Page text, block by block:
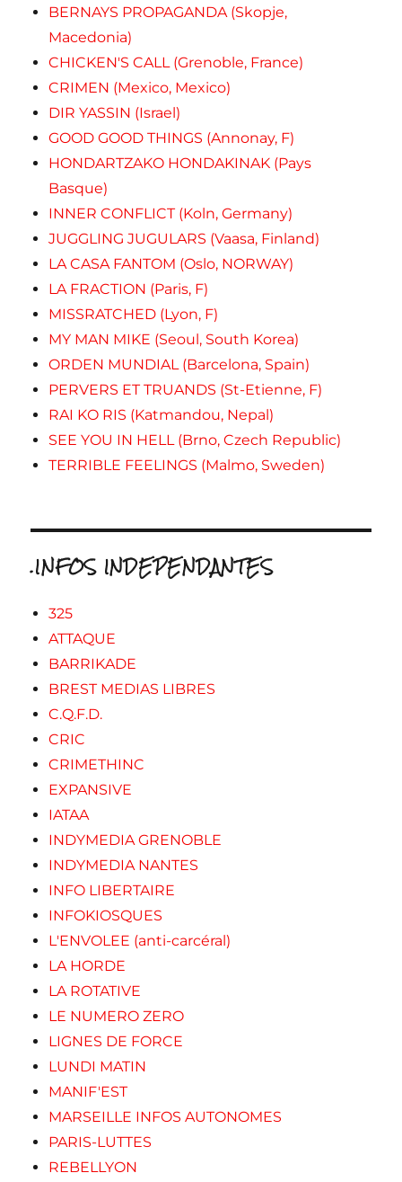
BERNAYS PROPAGANDA (Skopje,
Macedonia)
CHICKEN'S CALL (Grenoble, France)
CRIMEN (Mexico, Mexico)
DIR YASSIN (Israel)
GOOD GOOD THINGS (Annonay, F)
HONDARTZAKO HONDAKINAK (Pays
Basque)
INNER CONFLICT (Koln, Germany)
JUGGLING JUGULARS (Vaasa, Finland)
LA CASA FANTOM (Oslo, NORWAY)
LA FRACTION (Paris, F)
MISSRATCHED (Lyon, F)
MY MAN MIKE (Seoul, South Korea)
ORDEN MUNDIAL (Barcelona, Spain)
PERVERS ET TRUANDS (St-Etienne, F)
RAI KO RIS (Katmandou, Nepal)
SEE YOU IN HELL (Brno, Czech Republic)
TERRIBLE FEELINGS (Malmo, Sweden)
.INFOS INDEPENDANTES
325
ATTAQUE
BARRIKADE
BREST MEDIAS LIBRES
C.Q.F.D.
CRIC
CRIMETHINC
EXPANSIVE
IATAA
INDYMEDIA GRENOBLE
INDYMEDIA NANTES
INFO LIBERTAIRE
INFOKIOSQUES
L'ENVOLEE (anti-carcéral)
LA HORDE
LA ROTATIVE
LE NUMERO ZERO
LIGNES DE FORCE
LUNDI MATIN
MANIF'EST
MARSEILLE INFOS AUTONOMES
PARIS-LUTTES
REBELLYON